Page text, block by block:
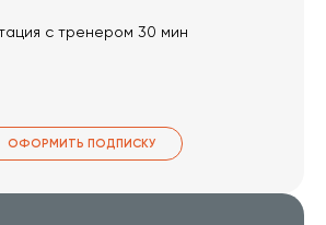
с тренером 30 мин
ОФОРМИТЬ ПОДПИСКУ